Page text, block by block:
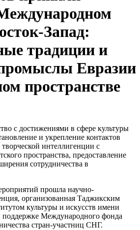
Запад:
традиции и
Евразии
пространстве
с достижениями в сфере культуры
и укрепление контактов
интеллигенции с
пространства, предоставление
сотрудничества в
прошла научно-
организованная Таджикским
культуры и искусств имени
поддержке Международного фонда
стран-участниц СНГ.